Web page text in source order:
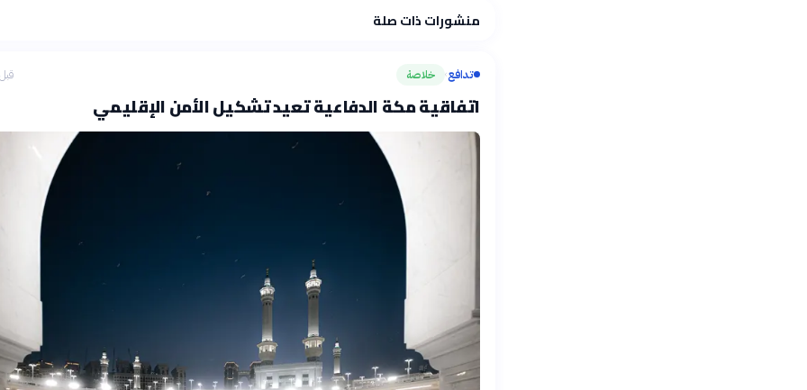
منشورات ذات صلة
تدافع› خلاصة قبل 6
اتفاقية مكة الدفاعية تعيد تشكيل الأمن الإقليمي